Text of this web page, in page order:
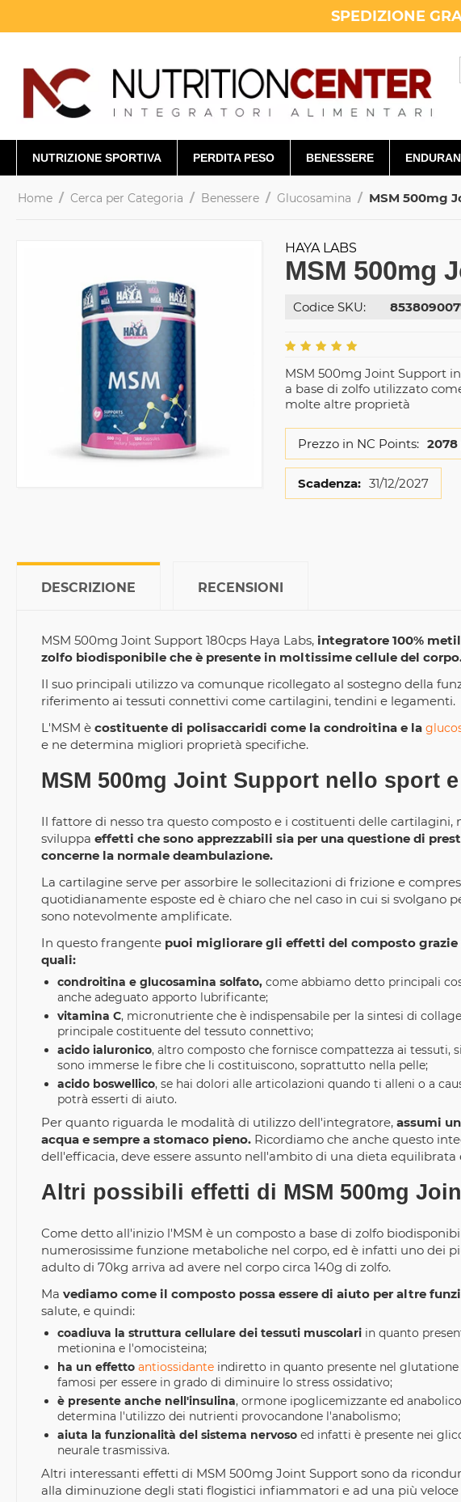
SPEDIZIONE
NUTRIZIONE SPORTIVA PERDITA PESO BENESSERE
Home / Cerca per Categoria / Benessere / Glucosamina / MSM 500mg
HAYA LABS
MSM 500mg
Codice SKU:
MSM 500mg Joint Support
a base di zolfo utilizzato
molte altre proprietà
Prezzo in NC Points:
Scadenza: 31/12/2027
DESCRIZIONE RECENSIONI
MSM 500mg Joint Support 180cps Haya Labs, integratore 100%
zolfo biodisponibile che è presente in moltissime cellule del
Il suo principali utilizzo va comunque ricollegato al sostegno della
riferimento ai tessuti connettivi come cartilagini, tendini e legamenti.
L'MSM è costituente di polisaccaridi come la condroitina e la
e ne determina migliori proprietà specifiche.
MSM 500mg Joint Support nello sport
Il fattore di nesso tra questo composto e i costituenti delle
sviluppa effetti che sono apprezzabili sia per una questione di
concerne la normale deambulazione.
La cartilagine serve per assorbire le sollecitazioni di frizione e
quotidianamente esposte ed è chiaro che nel caso in cui si svolgano
sono notevolmente amplificate.
In questo frangente puoi migliorare gli effetti del composto
quali:
condroitina e glucosamina solfato, come abbiamo detto principali
anche adeguato apporto lubrificante;
vitamina C, micronutriente che è indispensabile per la sintesi di
principale costituente del tessuto connettivo;
acido ialuronico, altro composto che fornisce compattezza ai tessuti,
sono immerse le fibre che li costituiscono, soprattutto nella pelle;
acido boswellico, se hai dolori alle articolazioni quando ti alleni o a
potrà esserti di aiuto.
Per quanto riguarda le modalità di utilizzo dell'integratore, assumi
acqua e sempre a stomaco pieno. Ricordiamo che anche questo
dell'efficacia, deve essere assunto nell'ambito di una dieta equilibrata
Altri possibili effetti di MSM 500mg
Come detto all'inizio l'MSM è un composto a base di zolfo
numerosissime funzione metaboliche nel corpo, ed è infatti uno dei
adulto di 70kg arriva ad avere nel corpo circa 140g di zolfo.
Ma vediamo come il composto possa essere di aiuto per altre
salute, e quindi:
coadiuva la struttura cellulare dei tessuti muscolari in quanto
metionina e l'omocisteina;
ha un effetto antiossidante indiretto in quanto presente nel
famosi per essere in grado di diminuire lo stress ossidativo;
è presente anche nell'insulina, ormone ipoglicemizzante ed
determina l'utilizzo dei nutrienti provocandone l'anabolismo;
aiuta la funzionalità del sistema nervoso ed infatti è presente nei
neurale trasmissiva.
Altri interessanti effetti di MSM 500mg Joint Support sono da
alla diminuzione degli stati flogistici infiammatori e ad una più